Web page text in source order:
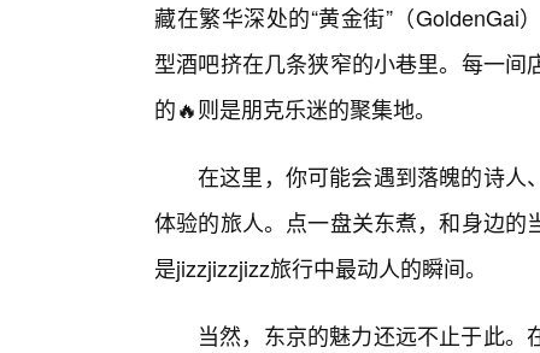
藏在繁华深处的“黄金街”（GoldenGai
型酒吧挤在几条狭窄的小巷里。每一
的🔥则是朋克乐迷的聚集地。
在这里，你可能会遇到落魄的诗人
体验的旅人。点一盘关东煮，和身边
是jizzjizzjizz旅行中最动人的瞬间。
当然，东京的魅力还远不止于此